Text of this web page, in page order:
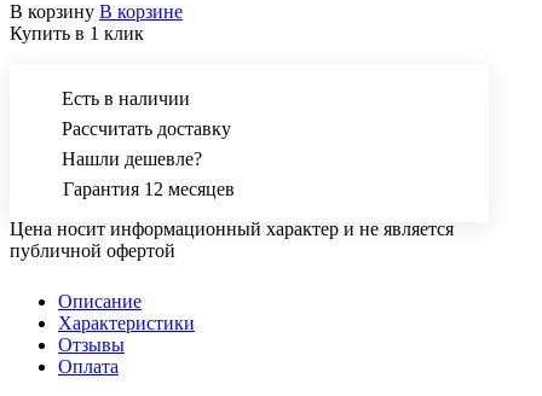
В корзину В корзине
Купить в 1 клик
Есть в наличии
Рассчитать доставку
Нашли дешевле?
Гарантия 12 месяцев
Цена носит информационный характер и не является
публичной офертой
Описание
Характеристики
Отзывы
Оплата